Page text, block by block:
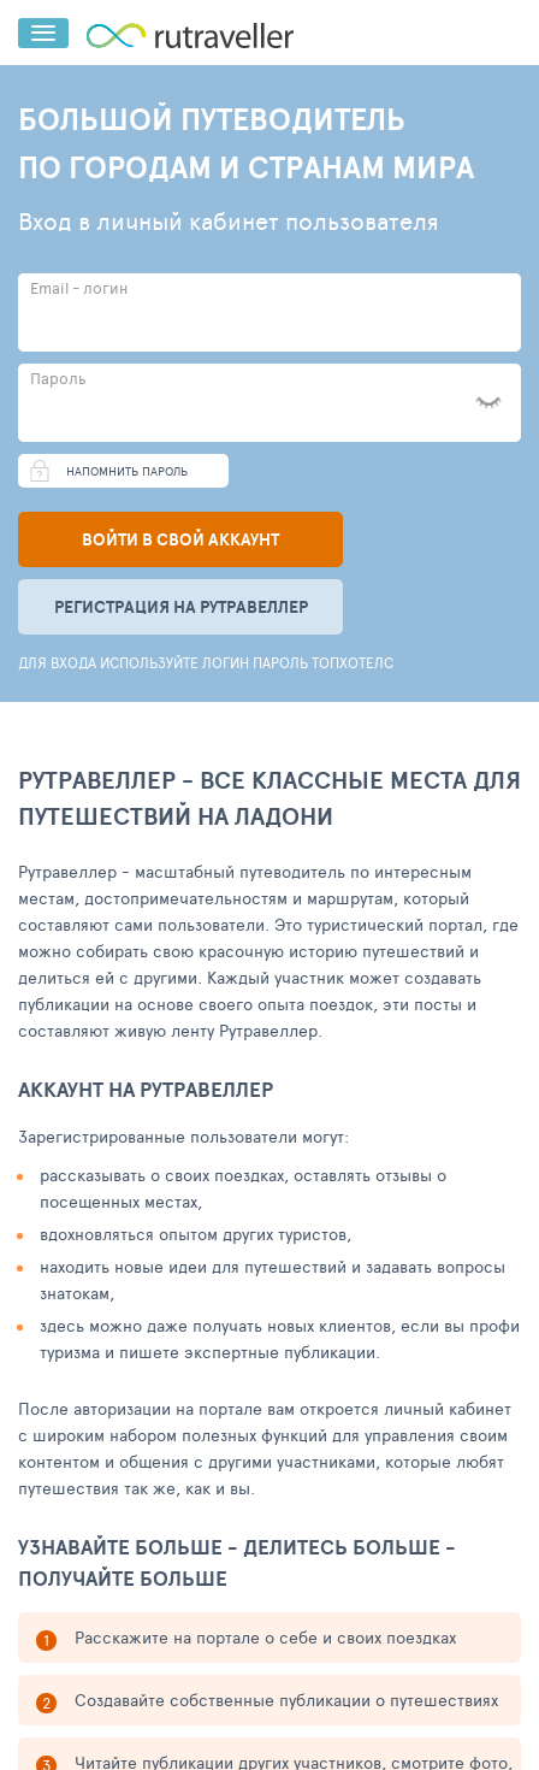
БОЛЬШОЙ ПУТЕВОДИТЕЛЬ
ПО ГОРОДАМ И СТРАНАМ МИРА
Вход в личный кабинет пользователя
Email - логин
Пароль
НАПОМНИТЬ ПАРОЛЬ
ВОЙТИ В СВОЙ АККАУНТ
РЕГИСТРАЦИЯ НА РУТРАВЕЛЛЕР
ДЛЯ ВХОДА ИСПОЛЬЗУЙТЕ ЛОГИН ПАРОЛЬ ТОПХОТЕЛС
РУТРАВЕЛЛЕР - ВСЕ КЛАССНЫЕ МЕСТА ДЛЯ
ПУТЕШЕСТВИЙ НА ЛАДОНИ
Рутравеллер - масштабный путеводитель по интересным
местам, достопримечательностям и маршрутам, который
составляют сами пользователи. Это туристический портал, где
можно собирать свою красочную историю путешествий и
делиться ей с другими. Каждый участник может создавать
публикации на основе своего опыта поездок, эти посты и
составляют живую ленту Рутравеллер.
АККАУНТ НА РУТРАВЕЛЛЕР
Зарегистрированные пользователи могут:
рассказывать о своих поездках, оставлять отзывы о
посещенных местах,
вдохновляться опытом других туристов,
находить новые идеи для путешествий и задавать вопросы
знатокам,
здесь можно даже получать новых клиентов, если вы профи
туризма и пишете экспертные публикации.
После авторизации на портале вам откроется личный кабинет
с широким набором полезных функций для управления своим
контентом и общения с другими участниками, которые любят
путешествия так же, как и вы.
УЗНАВАЙТЕ БОЛЬШЕ - ДЕЛИТЕСЬ БОЛЬШЕ -
ПОЛУЧАЙТЕ БОЛЬШЕ
Расскажите на портале о себе и своих поездках
Создавайте собственные публикации о путешествиях
Читайте публикации других участников, смотрите фото,